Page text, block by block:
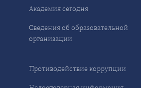
Академия сегодня
Сведения об образовательной
организации
Противодействие коррупции